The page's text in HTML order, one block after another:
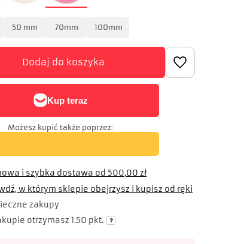
50 mm 70mm 100mm
Dodaj do koszyka
Możesz kupić także poprzez:
i szybka dostawa od500,00 zł
w którym sklepie obejrzysz i kupisz od ręki
zakupy
otrzymasz1.50 pkt.